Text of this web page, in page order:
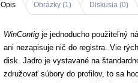
Opis Obrázky (1) Diskusia (0)
WinContig je jednoducho použiteľný
ani nezapisuje nič do registra. Vie
disk. Jadro je vystavané na
združovať súbory do profilov, to sa